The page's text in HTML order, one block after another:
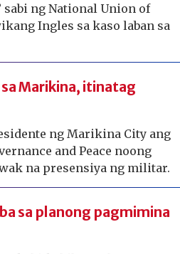
sabi ng National Union of
Ingles sa kaso laban sa
Marikina, itinatag
ng Marikina City ang
and Peace noong
na presensiya ng militar.
sa planong pagmimina